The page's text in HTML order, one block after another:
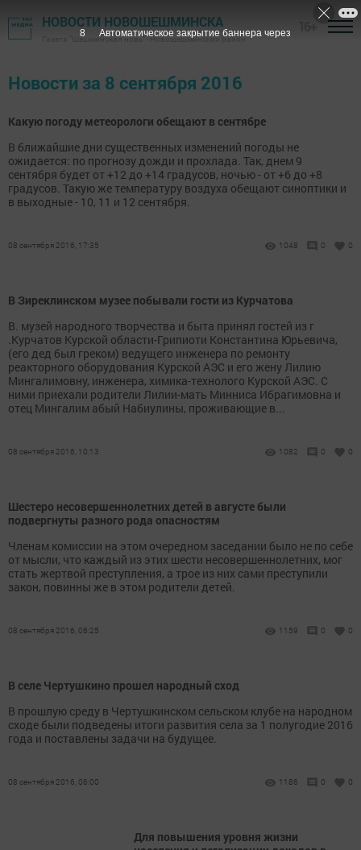
НОВОСТИ НОВОШЕШМИНСКА
Газета "Шешминская новь" - Новошешминский район
Новости за 8 сентября 2016
Какую погоду метеорологи обещают в сентябре
В ближайшие дни существенных изменений погоды не
ожидается: по прогнозу дожди и прохлада. Так, днем 9
сентября будет от +12 до +14 градусов, ночью - от +6 до +8
градусов. Такую же температуру воздуха обещают синоптики и
в выходные - 10, 11 и 12 сентября.
08 сентября 2016, 17:35 1048 0 0
В Зиреклинском музее побывали гости из Курчатова
В. музей народного творчества и быта принял гостей из г
.Курчатов Курской области-Грипиоти Константина Юрьевича,
(его дед был греком) ведущего инженера по ремонту
реакторного оборудования Курской АЭС и его жену Лилию
Мингалимовну, инженера, химика-технолого Курской АЭС. С
ними приехали родители Лилии-мать Минниса Ибрагимовна и
отец Мингалим абый Набиулины, проживающие в...
08 сентября 2016, 10:13 1082 0 0
Шестеро несовершеннолетних детей в августе были
подвергнуты разного рода опасностям
Членам комиссии на этом очередном заседании было не по себе
от мысли, что каждый из этих шести несовершеннолетних, мог
стать жертвой преступления, а трое из них сами преступили
закон, повинны же в этом родители детей.
08 сентября 2016, 06:25 1159 0 0
В селе Чертушкино прошел народный сход
В прошлую среду в Чертушкинском сельском клубе на народном
сходе были подведены итоги развития села за 1 полугодие 2016
года и поставлены задачи на будущее.
08 сентября 2016, 06:00 1186 0 0
Для повышения уровня жизни
8 Автоматическое закрытие баннера через